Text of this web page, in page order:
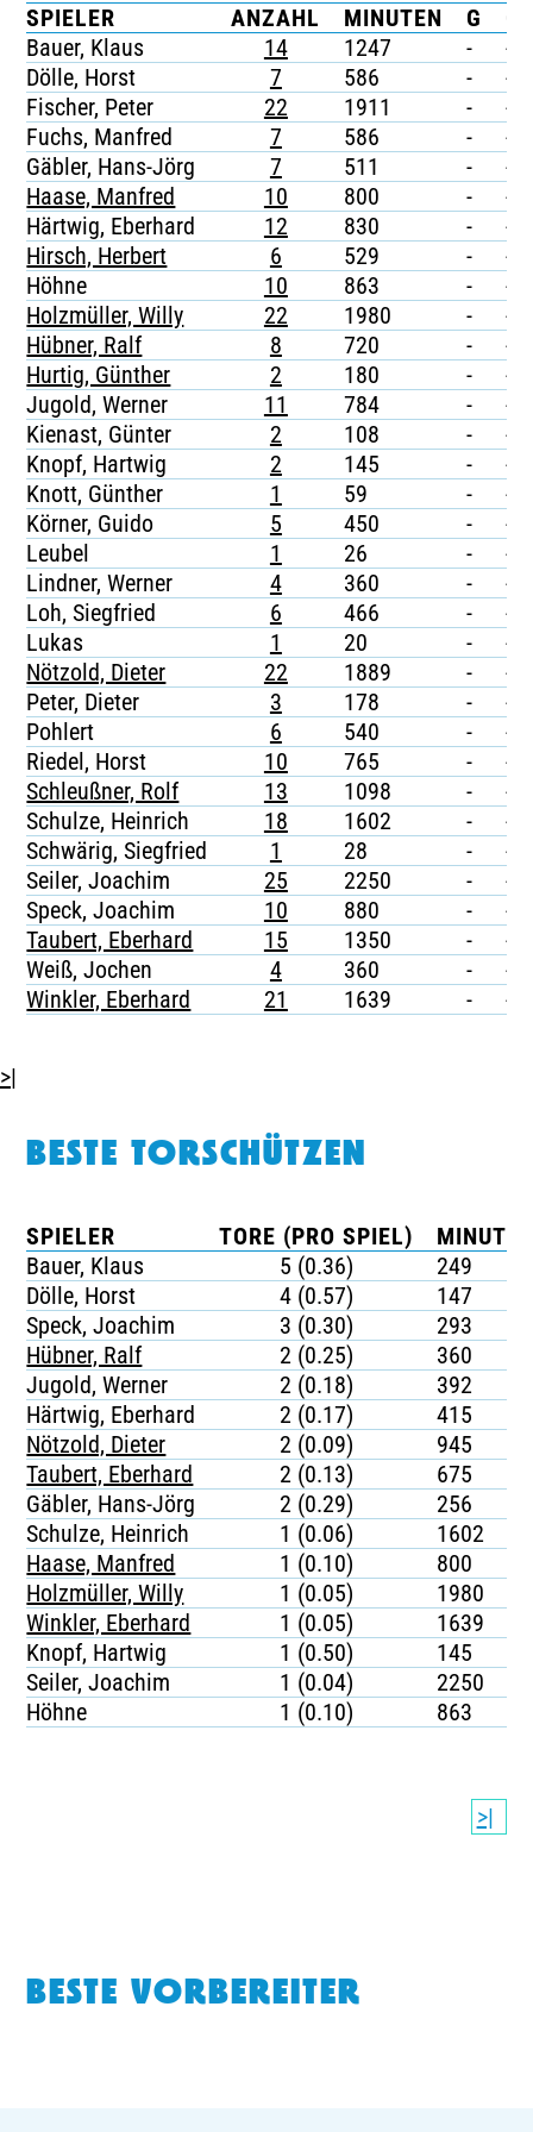
TICKETING
SPIELER
ANZAHL MINUTEN G
Bauer, Klaus
14 1247 -
-
Dölle, Horst
7 586 -
-
Fischer, Peter
22 1911 -
-
Fuchs, Manfred
7 586 -
-
Gäbler, Hans-Jörg
7 511 -
-
Haase, Manfred
10 800 -
-
Härtwig, Eberhard
12 830 -
-
Hirsch, Herbert
6 529 -
-
Höhne
10 863 -
-
Holzmüller, Willy
22 1980 -
-
Hübner, Ralf
8 720 -
-
Hurtig, Günther
2 180 -
-
Jugold, Werner
11 784 -
-
Kienast, Günter
2 108 -
-
Knopf, Hartwig
2 145 -
-
Knott, Günther
1 59 -
-
Körner, Guido
5 450 -
-
Leubel
1 26 -
-
Lindner, Werner
4 360 -
-
Loh, Siegfried
6 466 -
-
Lukas
1 20 -
-
Nötzold, Dieter
22 1889 -
-
Peter, Dieter
3 178 -
-
Pohlert
6 540 -
-
Riedel, Horst
10 765 -
-
Schleußner, Rolf
13 1098 -
-
Schulze, Heinrich
18 1602 -
-
Schwärig, Siegfried
1 28 -
-
Seiler, Joachim
25 2250 -
-
Speck, Joachim
10 880 -
-
Taubert, Eberhard
15 1350 -
-
Weiß, Jochen
4 360 -
-
Winkler, Eberhard
21 1639 - -
>|
BESTE TORSCHÜTZEN
SPIELER TORE (PRO SPIEL)
Bauer, Klaus
5 (0.36)
249
Dölle, Horst
4 (0.57)
147
Speck, Joachim
3 (0.30)
293
Hübner, Ralf
2 (0.25)
360
Jugold, Werner
2 (0.18)
392
Härtwig, Eberhard
2 (0.17)
415
Nötzold, Dieter
2 (0.09)
945
Taubert, Eberhard
2 (0.13)
675
Gäbler, Hans-Jörg
2 (0.29)
256
Schulze, Heinrich
1 (0.06)
1602
Haase, Manfred
1 (0.10)
800
Holzmüller, Willy
1 (0.05)
1980
Winkler, Eberhard
1 (0.05)
1639
Knopf, Hartwig
1 (0.50)
145
Seiler, Joachim
1 (0.04)
2250
Höhne
1 (0.10) 863
>|
BESTE VORBEREITER